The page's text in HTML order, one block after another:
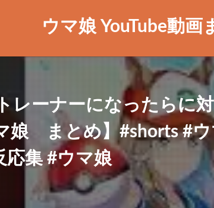
ウマ娘 YouTube動画
レーナーになったらに
娘 まとめ】#shorts #ウ
応集 #ウマ娘